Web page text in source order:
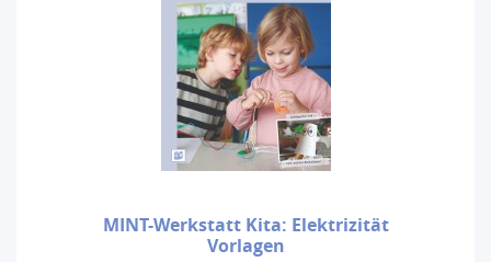
MINT-Werkstatt Kita: Elektrizität
Vorlagen